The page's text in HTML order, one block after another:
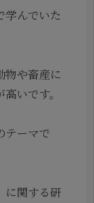
学んでいた
物や畜産に
いです。
テーマで
に関する研